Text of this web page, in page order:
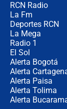
RCN Radio
La Fm
Deportes RCN
La Mega
Radio 1
El Sol
Alerta Bogotá
Alerta
Alerta Paisa
Alerta Tolima
Alerta